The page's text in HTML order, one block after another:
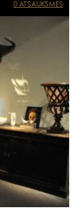
0 ATSAUKSMES